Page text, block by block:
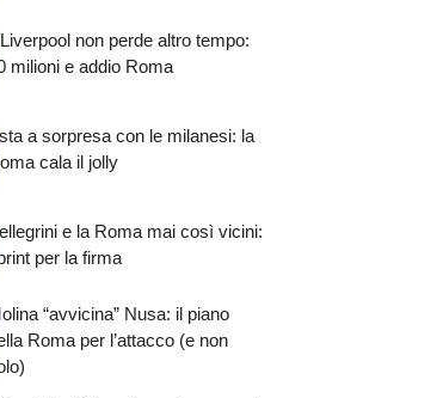
non perde altro tempo:
milioni e addio Roma
a sorpresa con le milanesi: la
cala il jolly
e la Roma mai così vicini:
per la firma
“avvicina” Nusa: il piano
Roma per l’attacco (e non